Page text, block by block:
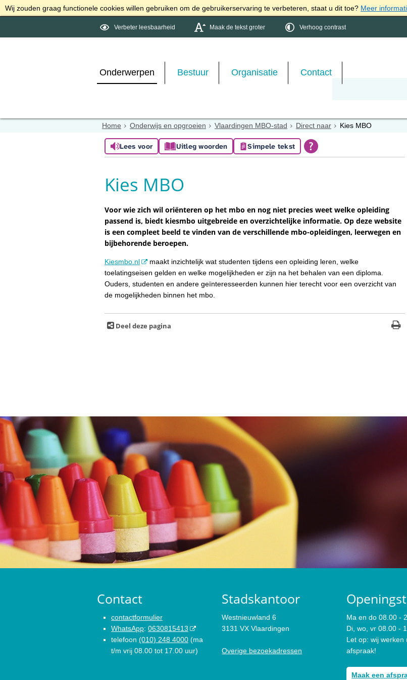
Wij zouden graag functionele cookies willen gebruiken om de gebruikerservaring te verbeteren, staat u dit toe? Meer
Verbeter leesbaarheid Maak de tekst groter Verhoog contrast
Onderwerpen Bestuur Organisatie Contact
Home Onderwijs en opgroeien Vlaardingen MBO-stad Direct naar Kies MBO
Lees voor Uitleg woorden Simpele tekst
Kies MBO
Voor wie zich wil oriënteren op het mbo en nog niet precies weet welke opleiding
passend is, biedt kiesmbo uitgebreide en overzichtelijke informatie. Op deze website
is een compleet beeld te vinden van de verschillende mbo-opleidingen, leerwegen en
bijbehorende beroepen.
Kiesmbo.nl
maakt inzichtelijk wat studenten tijdens een opleiding leren, welke
toelatingseisen gelden en welke mogelijkheden er zijn na het behalen van een diploma.
Ouders, studenten en andere geïnteresseerden kunnen hier terecht voor een overzicht van
de mogelijkheden binnen het mbo.
Deel deze pagina
Contact
contactformulier
WhatsApp: 0630815413
telefoon (010) 248 4000 (ma
t/m vrij 08.00 tot 17.00 uur)
Stadskantoor
Westnieuwland 6
3131 VX Vlaardingen
Overige bezoekadressen
Ma en do 08.00 -
Di, wo, vr 08.00 -
Let op: wij werken
afspraak!
Maak een